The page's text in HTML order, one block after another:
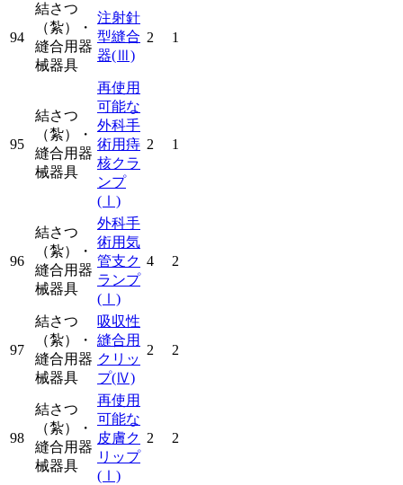
94
結さつ
（紮）・
縫合用器
械器具
注射針
型縫合
器(Ⅲ)
2 1
95
結さつ
（紮）・
縫合用器
械器具
再使用
可能な
外科手
術用痔
核クラ
ンプ
(Ⅰ)
2 1
96
結さつ
（紮）・
縫合用器
械器具
外科手
術用気
管支ク
ランプ
(Ⅰ)
4 2
97
結さつ
（紮）・
縫合用器
械器具
吸収性
縫合用
クリッ
プ(Ⅳ)
2 2
98
結さつ
（紮）・
縫合用器
械器具
再使用
可能な
皮膚ク
リップ
(Ⅰ)
2 2